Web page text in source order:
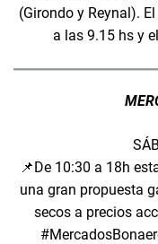
(Girondo y Reynal).
a las 9.15 hs y
📌De 10:30 a 18h
una gran propuesta
secos a precios